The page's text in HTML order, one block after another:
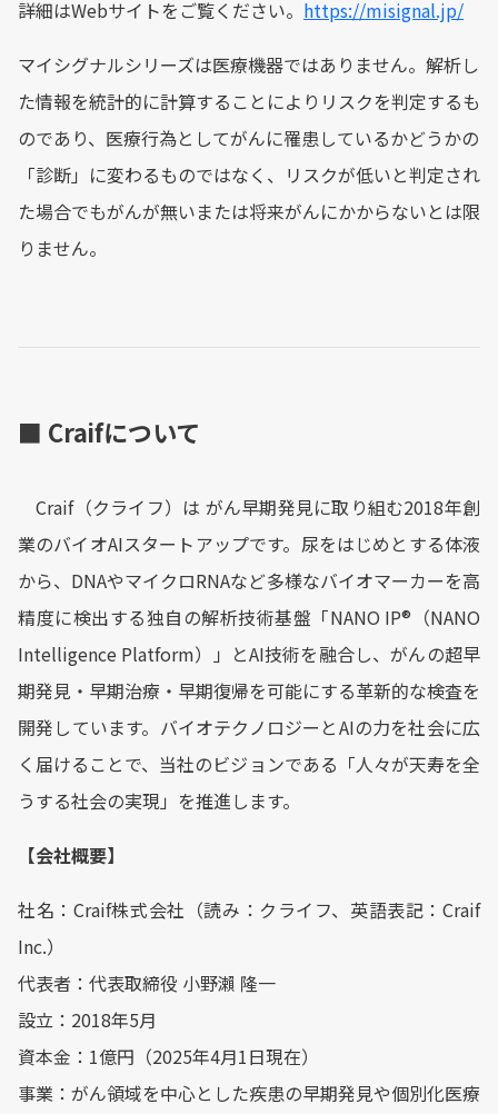
詳細はWebサイトをご覧ください。 https://misignal.jp/
マイシグナルシリーズは医療機器ではありません。解析し
た情報を統計的に計算することによりリスクを判定するも
のであり、医療行為としてがんに罹患しているかどうかの
「診断」に変わるものではなく、リスクが低いと判定され
た場合でもがんが無いまたは将来がんにかからないとは限
りません。
■ Craifについて
Craif（クライフ）は がん早期発見に取り組む2018年創
業のバイオAIスタートアップです。尿をはじめとする体液
から、DNAやマイクロRNAなど多様なバイオマーカーを高
精度に検出する独自の解析技術基盤「NANO IP®︎（NANO
Intelligence Platform）」とAI技術を融合し、がんの超早
期発見・早期治療・早期復帰を可能にする革新的な検査を
開発しています。バイオテクノロジーとAIの力を社会に広
く届けることで、当社のビジョンである「人々が天寿を全
うする社会の実現」を推進します。
【会社概要】
社名：Craif株式会社（読み：クライフ、英語表記：Craif
Inc.）
代表者：代表取締役 小野瀨 隆一
設立：2018年5月
資本金：1億円（2025年4月1日現在）
事業：がん領域を中心とした疾患の早期発見や個別化医療